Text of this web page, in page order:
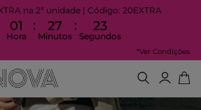
na 2ª unidade | Código: 20EXTRA
01
Hora
: 27
Minutos
: 23
Segundos
*Ver Condições